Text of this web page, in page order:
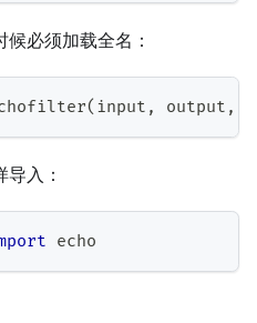
必须加载全名：
( input , output ,
入：
echo